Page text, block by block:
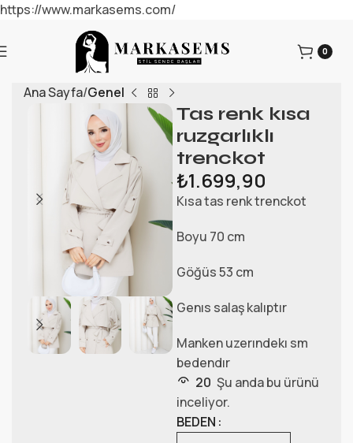
https://www.markasems.com/
0
Ana Sayfa Genel
Tas renk kısa
ruzgarlıklı
trenckot
₺1.699,90
Kısa tas renk trenckot
Boyu 70 cm
Göğüs 53 cm
Genıs salaş kalıptır
Manken uzerındekı sm
bedendır
20 Şu anda bu ürünü
inceliyor.
BEDEN